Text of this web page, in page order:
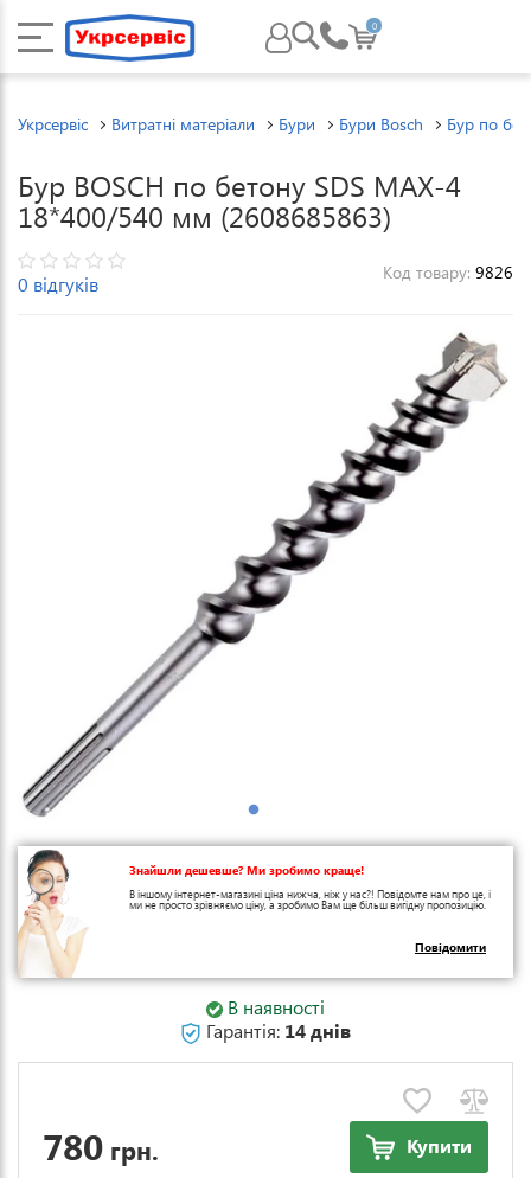
0
Укрсервіс Витратні матеріали Бури Бури Bosch Бур по
Бур BOSCH по бетону SDS MAX-4
18*400/540 мм (2608685863)
0 відгуків Код товару: 9826
Знайшли дешевше? Ми зробимо краще!
В іншому інтернет-магазині ціна нижча, ніж у нас?! Повідомте нам про це, і
ми не просто зрівняємо ціну, а зробимо Вам ще більш вигідну пропозицію.
Повідомити
В наявності
Гарантія: 14 днів
780 грн. Купити